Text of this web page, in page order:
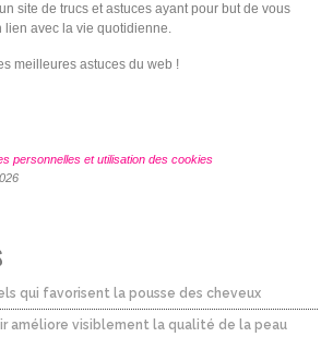
site de trucs et astuces ayant pour but de vous
lien avec la vie quotidienne.
meilleures astuces du web !
personnelles et utilisation des cookies
qui favorisent la pousse des cheveux
améliore visiblement la qualité de la peau